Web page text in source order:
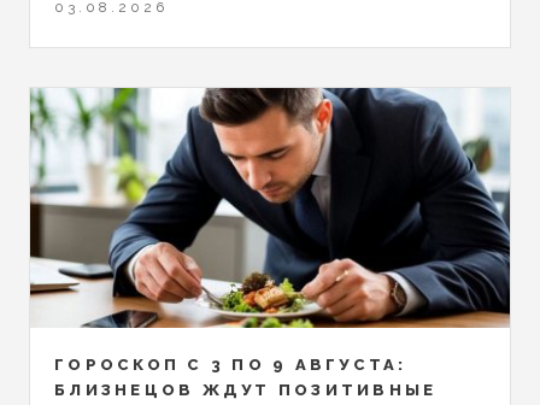
03.08.2026
ГОРОСКОП С 3 ПО 9 АВГУСТА:
БЛИЗНЕЦОВ ЖДУТ ПОЗИТИВНЫЕ